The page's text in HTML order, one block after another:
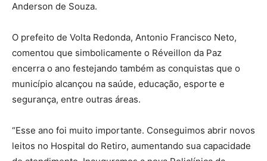
Anderson de Souza.
O prefeito de Volta Redonda, Antonio Francisco Neto,
comentou que simbolicamente o Réveillon da Paz
encerra o ano festejando também as conquistas que o
município alcançou na saúde, educação, esporte e
segurança, entre outras áreas.
“Esse ano foi muito importante. Conseguimos abrir novos
leitos no Hospital do Retiro, aumentando sua capacidade